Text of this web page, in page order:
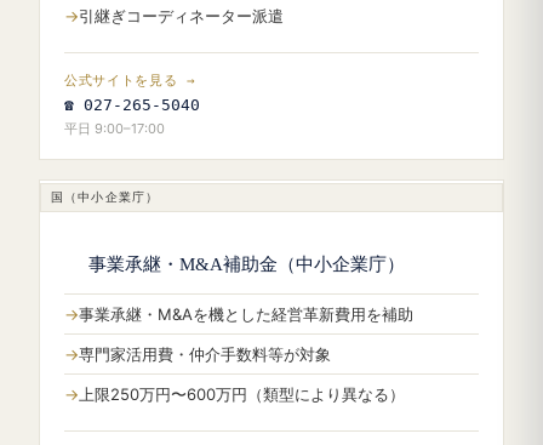
引継ぎコーディネーター派遣
公式サイトを見る →
☎ 027-265-5040
平日 9:00–17:00
国（中小企業庁）
事業承継・M&A補助金（中小企業庁）
事業承継・M&Aを機とした経営革新費用を補助
専門家活用費・仲介手数料等が対象
上限250万円〜600万円（類型により異なる）